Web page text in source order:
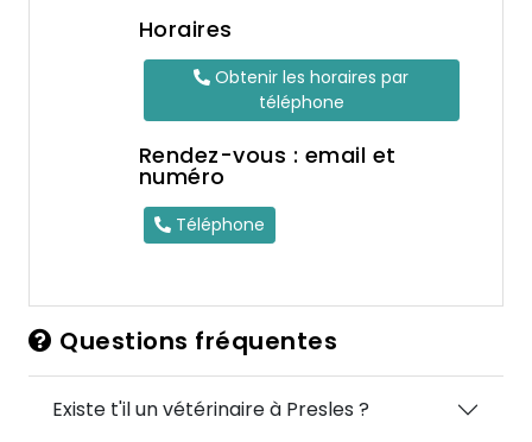
Horaires
Obtenir les horaires par
téléphone
Rendez-vous : email et
numéro
Téléphone
Questions fréquentes
Existe t'il un vétérinaire à Presles ?